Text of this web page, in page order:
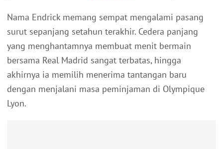
Nama Endrick memang sempat mengalami pasang
surut sepanjang setahun terakhir. Cedera panjang
yang menghantamnya membuat menit bermain
bersama Real Madrid sangat terbatas, hingga
akhirnya ia memilih menerima tantangan baru
dengan menjalani masa peminjaman di Olympique
Lyon.